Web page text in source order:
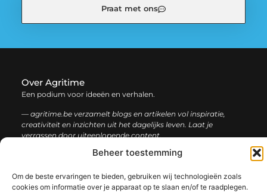
Beheer toestemming
Om de beste ervaringen te bieden, gebruiken wij technologieën zoals
cookies om informatie over je apparaat op te slaan en/of te raadplegen.
Praat met ons
Over Agritime
Een podium voor ideeën en verhalen.
— agritime.be verzamelt blogs en artikelen vol inspiratie,
creativiteit en inzichten uit het dagelijks leven. Laat je
verrassen door uiteenlopende content.
informatie